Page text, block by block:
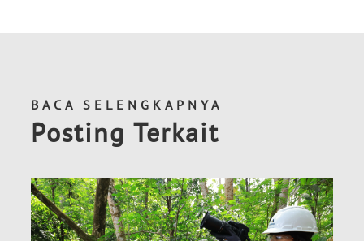
BACA SELENGKAPNYA
Posting Terkait